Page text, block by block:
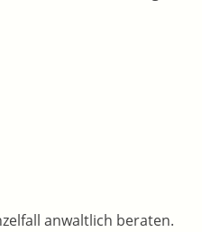
anwaltlich beraten.